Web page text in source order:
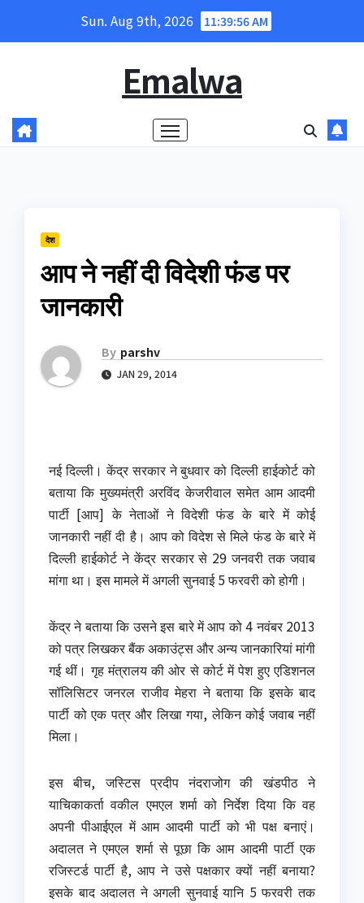
Sun. Aug 9th, 2026 11:39:57 AM
Emalwa
देश
आप ने नहीं दी विदेशी फंड पर
जानकारी
By parshv
JAN 29, 2014
नई दिल्ली। केंद्र सरकार ने बुधवार को दिल्ली हाईकोर्ट को
बताया कि मुख्यमंत्री अरविंद केजरीवाल समेत आम आदमी
पार्टी [आप] के नेताओं ने विदेशी फंड के बारे में कोई
जानकारी नहीं दी है। आप को विदेश से मिले फंड के बारे में
दिल्ली हाईकोर्ट ने केंद्र सरकार से 29 जनवरी तक जवाब
मांगा था। इस मामले में अगली सुनवाई 5 फरवरी को होगी।
केंद्र ने बताया कि उसने इस बारे में आप को 4 नवंबर 2013
को पत्र लिखकर बैंक अकाउंट्स और अन्य जानकारियां मांगी
गई थीं। गृह मंत्रालय की ओर से कोर्ट में पेश हुए एडिशनल
सॉलिसिटर जनरल राजीव मेहरा ने बताया कि इसके बाद
पार्टी को एक पत्र और लिखा गया, लेकिन कोई जवाब नहीं
मिला।
इस बीच, जस्टिस प्रदीप नंदराजोग की खंडपीठ ने
याचिकाकर्ता वकील एमएल शर्मा को निर्देश दिया कि वह
अपनी पीआईएल में आम आदमी पार्टी को भी पक्ष बनाएं।
अदालत ने एमएल शर्मा से पूछा कि आम आदमी पार्टी एक
रजिस्टर्ड पार्टी है, आप ने उसे पक्षकार क्यों नहीं बनाया?
इसके बाद अदालत ने अगली सुनवाई यानि 5 फरवरी तक